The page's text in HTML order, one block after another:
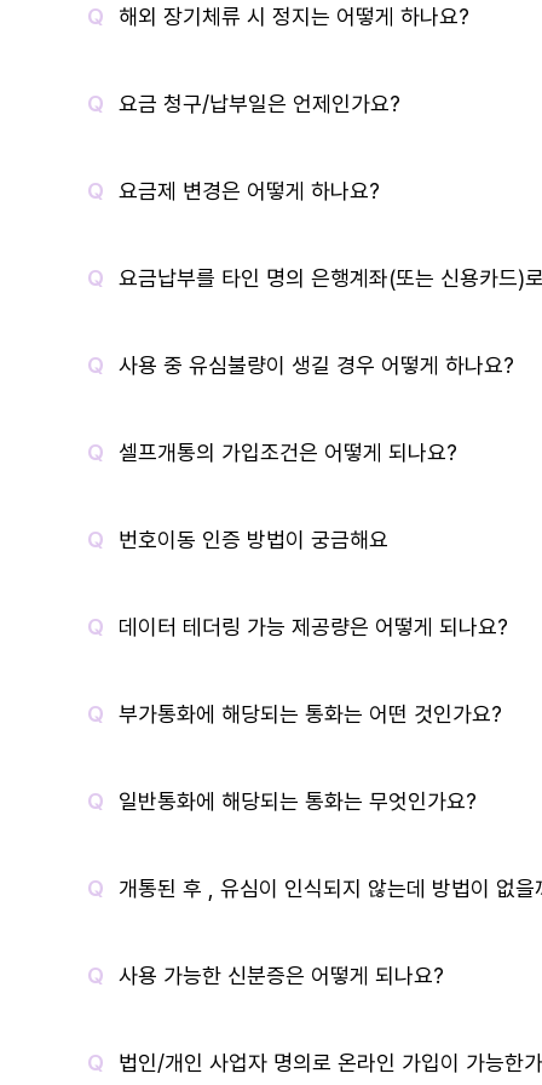
해외 장기체류 시 정지는 어떻게 하나요?
요금 청구/납부일은 언제인가요?
요금제 변경은 어떻게 하나요?
요금납부를 타인 명의 은행계좌(또는 신용카드)
사용 중 유심불량이 생길 경우 어떻게 하나요?
셀프개통의 가입조건은 어떻게 되나요?
번호이동 인증 방법이 궁금해요
데이터 테더링 가능 제공량은 어떻게 되나요?
부가통화에 해당되는 통화는 어떤 것인가요?
일반통화에 해당되는 통화는 무엇인가요?
개통된 후 , 유심이 인식되지 않는데 방법이 없을
사용 가능한 신분증은 어떻게 되나요?
법인/개인 사업자 명의로 온라인 가입이 가능한